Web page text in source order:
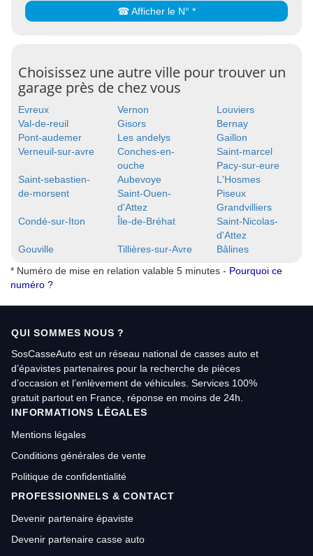
☎ Afficher le N° *
Choisissez une autre ville pour trouver un
garage près de chez vous
Evreux Vernon
Louviers
Val-de-reuil
Gisors
Bernay
Pont-audemer
Les andelys
Gaillon
Verneuil-sur-avre
Conches-en-
ouche
Saint-marcel
Pacy-sur-eure
Saint-sebastien-
de-morsent
Aubevoye
L'Hosmes
Saint-Ouen-
d'Attez
Piseux
Grandvilliers
Condé-sur-Iton
Île-de-Bréhat
Saint-Nicolas-
d'Attez
Gouville
Tillières-sur-Avre
Bâlines
* Numéro de mise en relation valable 5 minutes - Pourquoi ce
numéro ?
QUI SOMMES NOUS ?
SosCasseAuto est un réseau national de casses auto et
d’épavistes partenaires pour la recherche de pièces
d’occasion et l’enlèvement de véhicules. Services 100%
gratuit partout en France, réponse en moins de 24h.
INFORMATIONS LÉGALES
Mentions légales
Conditions générales de vente
Politique de confidentialité
PROFESSIONNELS & CONTACT
Devenir partenaire épaviste
Devenir partenaire casse auto